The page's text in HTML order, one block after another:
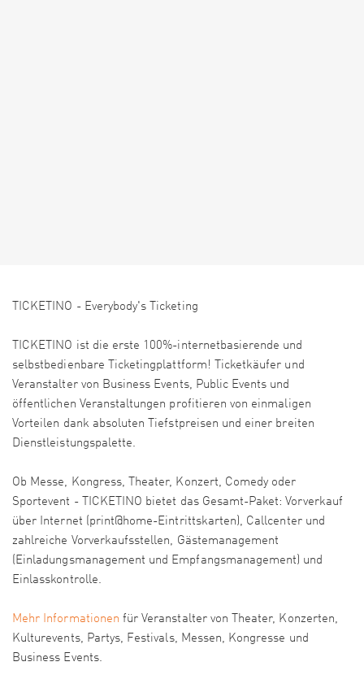
TICKETINO - Everybody's Ticketing
TICKETINO ist die erste 100%-internetbasierende und
selbstbedienbare Ticketingplattform! Ticketkäufer und
Veranstalter von Business Events, Public Events und
öffentlichen Veranstaltungen profitieren von einmaligen
Vorteilen dank absoluten Tiefstpreisen und einer breiten
Dienstleistungspalette.
Ob Messe, Kongress, Theater, Konzert, Comedy oder
Sportevent - TICKETINO bietet das Gesamt-Paket: Vorverkauf
über Internet (print@home-Eintrittskarten), Callcenter und
zahlreiche Vorverkaufsstellen, Gästemanagement
(Einladungsmanagement und Empfangsmanagement) und
Einlasskontrolle.
Mehr Informationen für Veranstalter von Theater, Konzerten,
Kulturevents, Partys, Festivals, Messen, Kongresse und
Business Events.